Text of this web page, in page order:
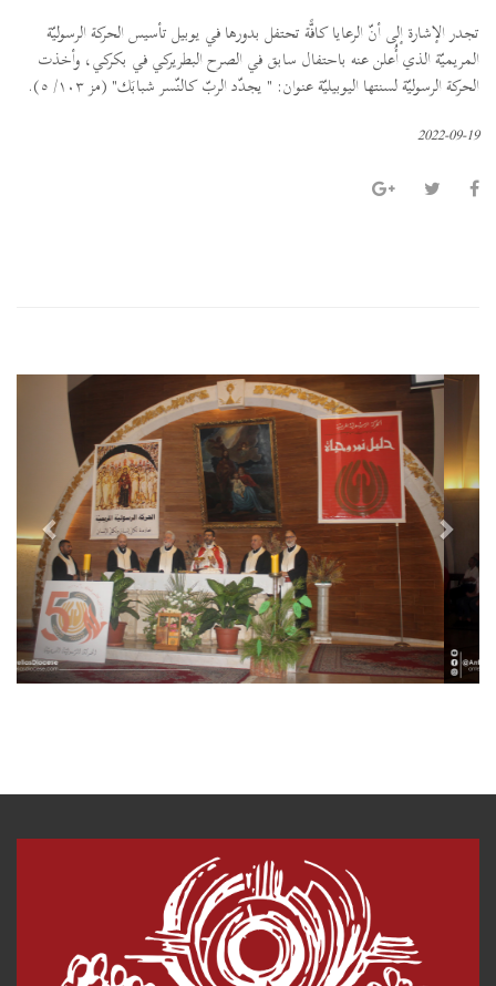
تجدر الإشارة إلى أنّ الرعايا كافًّة تحتفل بدورها في يوبيل تأسيس الحركة الرسوليّة
المريميّة الذي أُعلن عنه باحتفال سابق في الصرح البطريركي في بكركي، وأخذت
الحركة الرسوليّة لسنتها اليوبيليّة عنوان: " يجدّد الربّ كالنّسر شبابَك" (مز ١٠٣/ ٥).
2022-09-19
P
o
u
s
N
x
t